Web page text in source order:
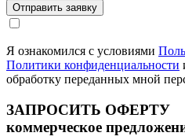
Я ознакомился с условиями
Политики конфиденциальности
обработку переданных мной
ЗАПРОСИТЬ ОФЕРТУ
коммерческое